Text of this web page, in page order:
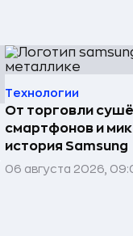
Технологии
От торговли
смартфонов и
история Samsung
06 августа 2026,